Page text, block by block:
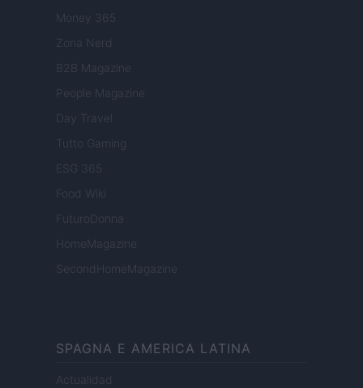
Money 365
Zona Nerd
B2B Magazine
People Magazine
Day Travel
Tutto Gaming
ESG 365
Food Wiki
FuturoDonna
HomeMagazine
SecondHomeMagazine
SPAGNA E AMERICA LATINA
Actualidad